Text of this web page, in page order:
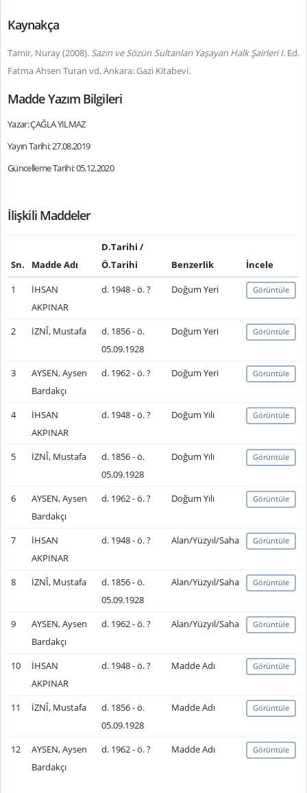
Kaynakça
Tamir, Nuray (2008). Sazın ve Sözün Sultanları Yaşayan Halk Şairleri I. Ed.
Fatma Ahsen Turan vd. Ankara: Gazi Kitabevi.
Madde Yazım Bilgileri
Yazar: ÇAĞLA YILMAZ
Yayın Tarihi: 27.08.2019
Güncelleme Tarihi: 05.12.2020
İlişkili Maddeler
Sn. Madde Adı
D.Tarihi /
Ö.Tarihi
Benzerlik
İncele
1
İHSAN
AKPINAR
d. 1948 - ö. ? Doğum Yeri Görüntüle
2 İZNÎ, Mustafa
d. 1856 - ö.
05.09.1928
Doğum Yeri Görüntüle
3
AYSEN, Aysen
Bardakçı
d. 1962 - ö. ? Doğum Yeri Görüntüle
4
İHSAN
AKPINAR
d. 1948 - ö. ? Doğum Yılı Görüntüle
5 İZNÎ, Mustafa
d. 1856 - ö.
05.09.1928
Doğum Yılı Görüntüle
6
AYSEN, Aysen
Bardakçı
d. 1962 - ö. ? Doğum Yılı Görüntüle
7
İHSAN
AKPINAR
d. 1948 - ö. ? Alan/Yüzyıl/Saha Görüntüle
8 İZNÎ, Mustafa
d. 1856 - ö.
05.09.1928
Alan/Yüzyıl/Saha Görüntüle
9
AYSEN, Aysen
Bardakçı
d. 1962 - ö. ? Alan/Yüzyıl/Saha Görüntüle
10
İHSAN
AKPINAR
d. 1948 - ö. ? Madde Adı Görüntüle
11 İZNÎ, Mustafa
d. 1856 - ö.
05.09.1928
Madde Adı Görüntüle
12
AYSEN, Aysen
Bardakçı
d. 1962 - ö. ? Madde Adı Görüntüle